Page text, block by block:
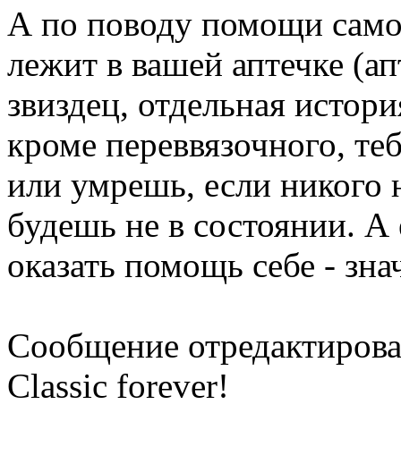
А по поводу помощи
лежит в вашей аптечке
звиздец, отдельная
кроме переввязочного,
или умрешь, если никого
будешь не в состоянии.
оказать помощь себе -
Сообщение
Classic forever!